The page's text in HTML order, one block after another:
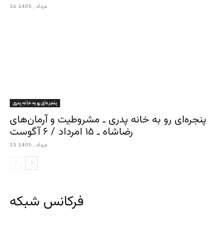
16 مرداد , 1405
پنجره‌ای رو به خانه پدری
پنجره‌ای رو به خانه پدری ـ مشروطیت و آرمان‌های
رضاشاه ـ ۱۵ امرداد / ۶ آگوست
15 مرداد , 1405
فرکانس شبکه